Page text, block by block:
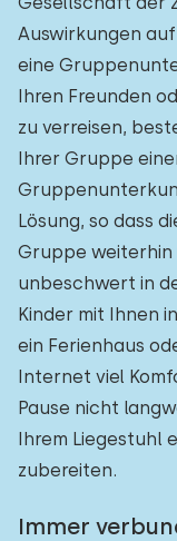
Auswirkungen
eine
Ihren Freunden
zu verreisen,
Ihrer Gruppe
Lösung, so dass
Gruppe weiterhin
unbeschwert in
Kinder mit Ihnen
ein Ferienhaus
Internet viel
Pause nicht
Ihrem Liegestuhl
zubereiten.
Immer